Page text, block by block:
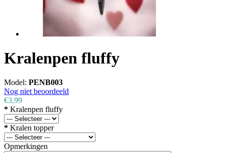
Kralenpen fluffy
Model: PENB003
Nog niet beoordeeld
€3,99
* Kralenpen fluffy
* Kralen topper
Opmerkingen